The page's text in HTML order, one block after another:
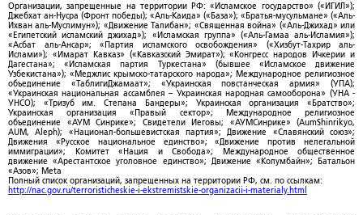
Организации, запрещенные на территории РФ: «Исламское государство» («ИГИЛ»);
Джебхат ан-Нусра (Фронт победы); «Аль-Каида» («База»); «Братья-мусульмане» («Аль-
Ихван аль-Муслимун»); «Движение Талибан»; «Священная война» («Аль-Джихад» или
«Египетский исламский джихад»); «Исламская группа» («Аль-Гамаа аль-Исламия»);
«Асбат аль-Ансар»; «Партия исламского освобождения» («Хизбут-Тахрир аль-
Ислами»); «Имарат Кавказ» («Кавказский Эмират»); «Конгресс народов Ичкерии и
Дагестана»; «Исламская партия Туркестана» (бывшее «Исламское движение
Узбекистана»); «Меджлис крымско-татарского народа»; Международное религиозное
объединение «ТаблигиДжамаат»; «Украинская повстанческая армия» (УПА);
«Украинская национальная ассамблея – Украинская народная самооборона» (УНА -
УНСО); «Тризуб им. Степана Бандеры»; Украинская организация «Братство»;
Украинская организация «Правый сектор»; Международное религиозное
объединение «АУМ Синрике»; Свидетели Иеговы; «АУМСинрике» (AumShinrikyo,
AUM, Aleph); «Национал-большевистская партия»; Движение «Славянский союз»;
Движения «Русское национальное единство»; «Движение против нелегальной
иммиграции»; Комитет «Нация и Свобода»; Международное общественное
движение «Арестантское уголовное единство»; Движение «Колумбайн»; Батальон
«Азов»; Meta
Полный список организаций, запрещенных на территории РФ, см. по ссылкам:
http://nac.gov.ru/terroristicheskie-i-ekstremistskie-organizacii-i-materialy.html